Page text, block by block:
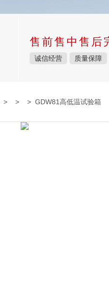
售前售中售后
诚信经营 质量保障
> > > GDW81高低温试验箱